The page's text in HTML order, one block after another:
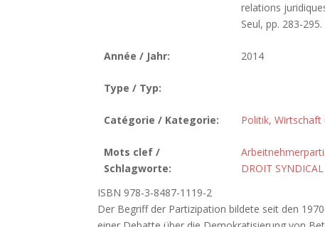
relations
Seul, pp. 283-295.
Année / Jahr: 2014
Type / Typ:
Catégorie / Kategorie: Politik, Wirtschaft
Mots clef /
Schlagworte:
DROIT SYNDICAL
ISBN 978-3-8487-1119-2
Der Begriff der Partizipation bildete seit den